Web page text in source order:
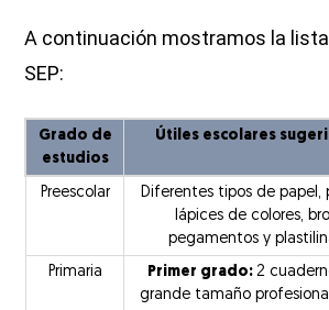
A continuación mostramos la
SEP:
Grado de
estudios
Útiles escolares
Preescolar
Diferentes tipos de papel,
lápices de colores,
pegamentos y
Primaria
Primer grado: 2
grande tamaño